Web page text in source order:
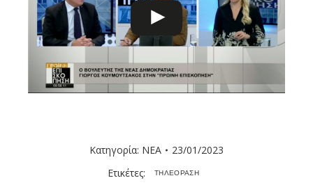
Κατηγορία: ΝΕΑ
23/01/2023
Ετικέτες:
ΤΗΛΕΟΡΑΣΗ